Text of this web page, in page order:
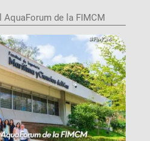
de la FIMCM